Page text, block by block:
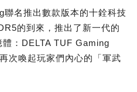
名推出數款版本的十銓科技
的到來，推出了新一代的
：DELTA TUF Gaming
次喚起玩家們內心的「軍武